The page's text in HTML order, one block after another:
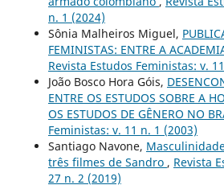
n. 1 (2024)
Sônia Malheiros Miguel,
FEMINISTAS: ENTRE A
Revista Estudos Feministas: v.
João Bosco Hora Góis,
ENTRE OS ESTUDOS SOBRE A
OS ESTUDOS DE GÊNERO NO
Feministas: v. 11 n. 1 (2003)
Santiago Navone,
três filmes de Sandro , Revista
27 n. 2 (2019)